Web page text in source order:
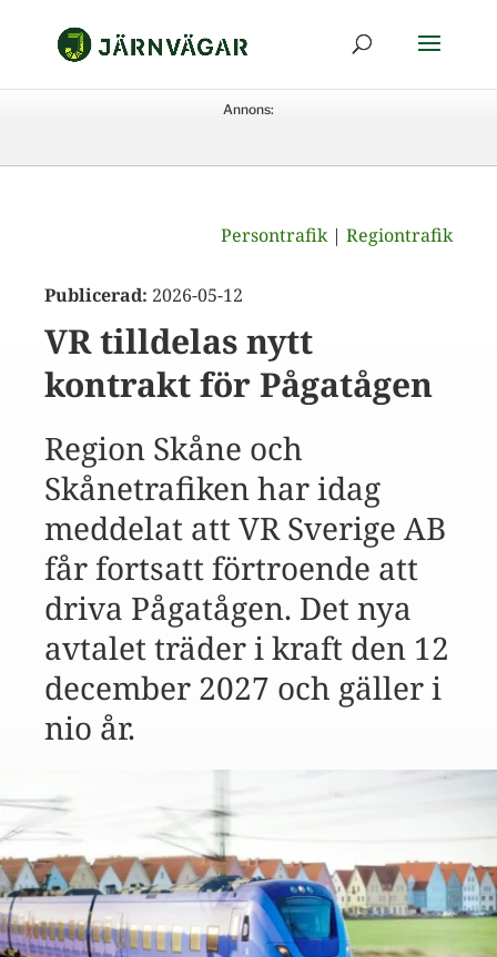
Annons:
Persontrafik| Regiontrafik
Publicerad: 2026-05-12
VR tilldelas nytt
kontrakt för Pågatågen
Region Skåne och
Skånetrafiken har idag
meddelat att VR Sverige AB
får fortsatt förtroende att
driva Pågatågen. Det nya
avtalet träder i kraft den 12
december 2027 och gäller i
nio år.